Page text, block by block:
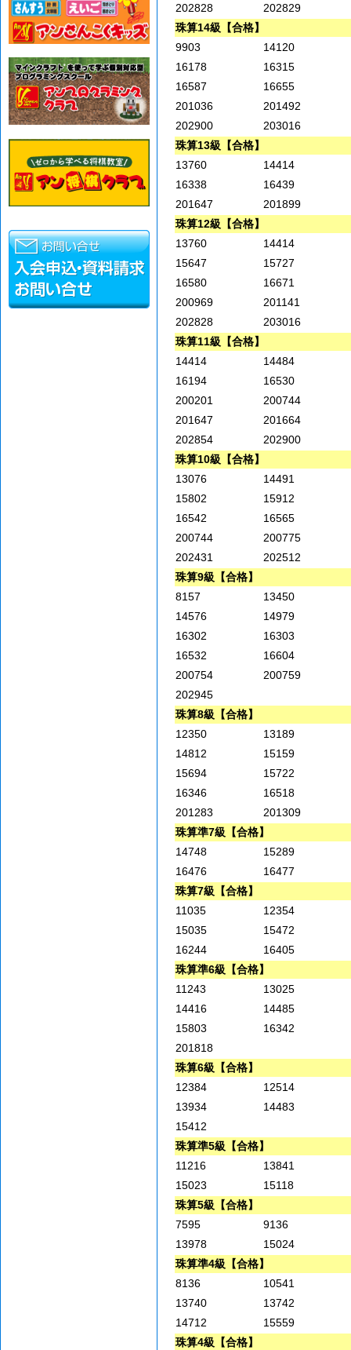
202828
202829
珠算14級【合格】
9903
14120
16178
16315
16587
16655
201036
201492
202900
203016
珠算13級【合格】
13760
14414
16338
16439
201647
201899
珠算12級【合格】
13760
14414
15647
15727
16580
16671
200969
201141
202828
203016
珠算11級【合格】
14414
14484
16194
16530
200201
200744
201647
201664
202854
202900
珠算10級【合格】
13076
14491
15802
15912
16542
16565
200744
200775
202431
202512
珠算9級【合格】
8157
13450
14576
14979
16302
16303
16532
16604
200754
200759
202945
珠算8級【合格】
12350
13189
14812
15159
15694
15722
16346
16518
201283
201309
珠算準7級【合格】
14748
15289
16476
16477
珠算7級【合格】
11035
12354
15035
15472
16244
16405
珠算準6級【合格】
11243
13025
14416
14485
15803
16342
201818
珠算6級【合格】
12384
12514
13934
14483
15412
珠算準5級【合格】
11216
13841
15023
15118
珠算5級【合格】
7595
9136
13978
15024
珠算準4級【合格】
8136
10541
13740
13742
14712
15559
珠算4級【合格】